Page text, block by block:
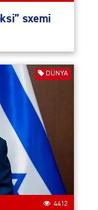
sxemi
DÜNYA
4412